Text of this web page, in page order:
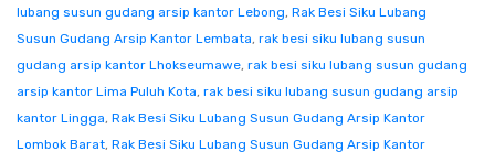
lubang susun gudang arsip kantor Lebong, Rak Besi Siku Lubang
Susun Gudang Arsip Kantor Lembata, rak besi siku lubang susun
gudang arsip kantor Lhokseumawe, rak besi siku lubang susun gudang
arsip kantor Lima Puluh Kota, rak besi siku lubang susun gudang arsip
kantor Lingga, Rak Besi Siku Lubang Susun Gudang Arsip Kantor
Lombok Barat, Rak Besi Siku Lubang Susun Gudang Arsip Kantor